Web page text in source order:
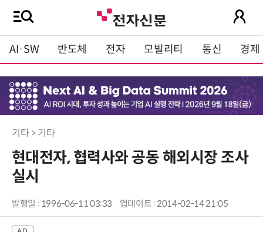
AI·SW 반도체 전자 모빌리티 통신 경제
기타 > 기타
현대전자, 협력사와 공동 해외시장 조사
실시
발행일 : 1996-06-11 03:33 업데이트 : 2014-02-14 21:05